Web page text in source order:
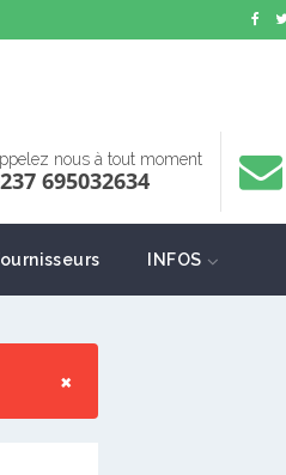
nous à tout moment
695032634
INFOS
×